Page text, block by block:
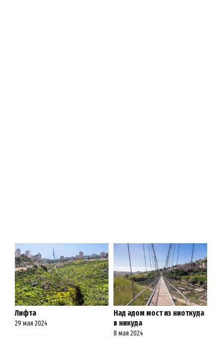
Лифта
29 мая 2024
Над адом мост из ниоткуда
в никуда
8 мая 2024